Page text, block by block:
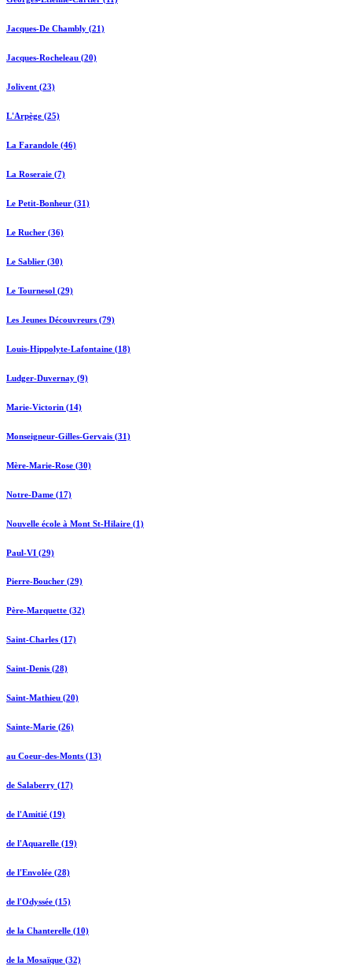
Jacques-De Chambly (21)
Jacques-Rocheleau (20)
Jolivent (23)
L'Arpège (25)
La Farandole (46)
La Roseraie (7)
Le Petit-Bonheur (31)
Le Rucher (36)
Le Sablier (30)
Le Tournesol (29)
Les Jeunes Découvreurs (79)
Louis-Hippolyte-Lafontaine (18)
Ludger-Duvernay (9)
Marie-Victorin (14)
Monseigneur-Gilles-Gervais (31)
Mère-Marie-Rose (30)
Notre-Dame (17)
Nouvelle école à Mont St-Hilaire (1)
Paul-VI (29)
Pierre-Boucher (29)
Père-Marquette (32)
Saint-Charles (17)
Saint-Denis (28)
Saint-Mathieu (20)
Sainte-Marie (26)
au Coeur-des-Monts (13)
de Salaberry (17)
de l'Amitié (19)
de l'Aquarelle (19)
de l'Envolée (28)
de l'Odyssée (15)
de la Chanterelle (10)
de la Mosaïque (32)